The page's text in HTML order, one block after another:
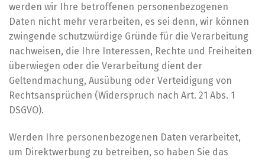
werden wir Ihre betroffenen personenbezogenen
Daten nicht mehr verarbeiten, es sei denn, wir können
zwingende schutzwürdige Gründe für die Verarbeitung
nachweisen, die Ihre Interessen, Rechte und Freiheiten
überwiegen oder die Verarbeitung dient der
Geltendmachung, Ausübung oder Verteidigung von
Rechtsansprüchen (Widerspruch nach Art. 21 Abs. 1
DSGVO).
Werden Ihre personenbezogenen Daten verarbeitet,
um Direktwerbung zu betreiben, so haben Sie das